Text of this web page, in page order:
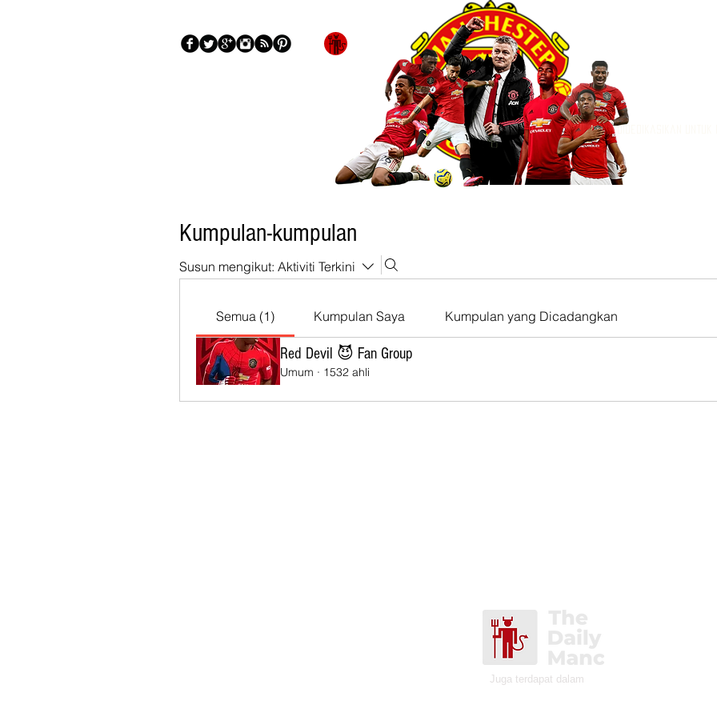
Didedikasikan untuk
Kumpulan-kumpulan
Susun mengikut: Aktiviti Terkini
Semua (1) Kumpulan Saya Kumpulan yang Dicadangkan
Red Devil 😈 Fan Group
Umum · 1532 ahli
Juga terdapat dalam